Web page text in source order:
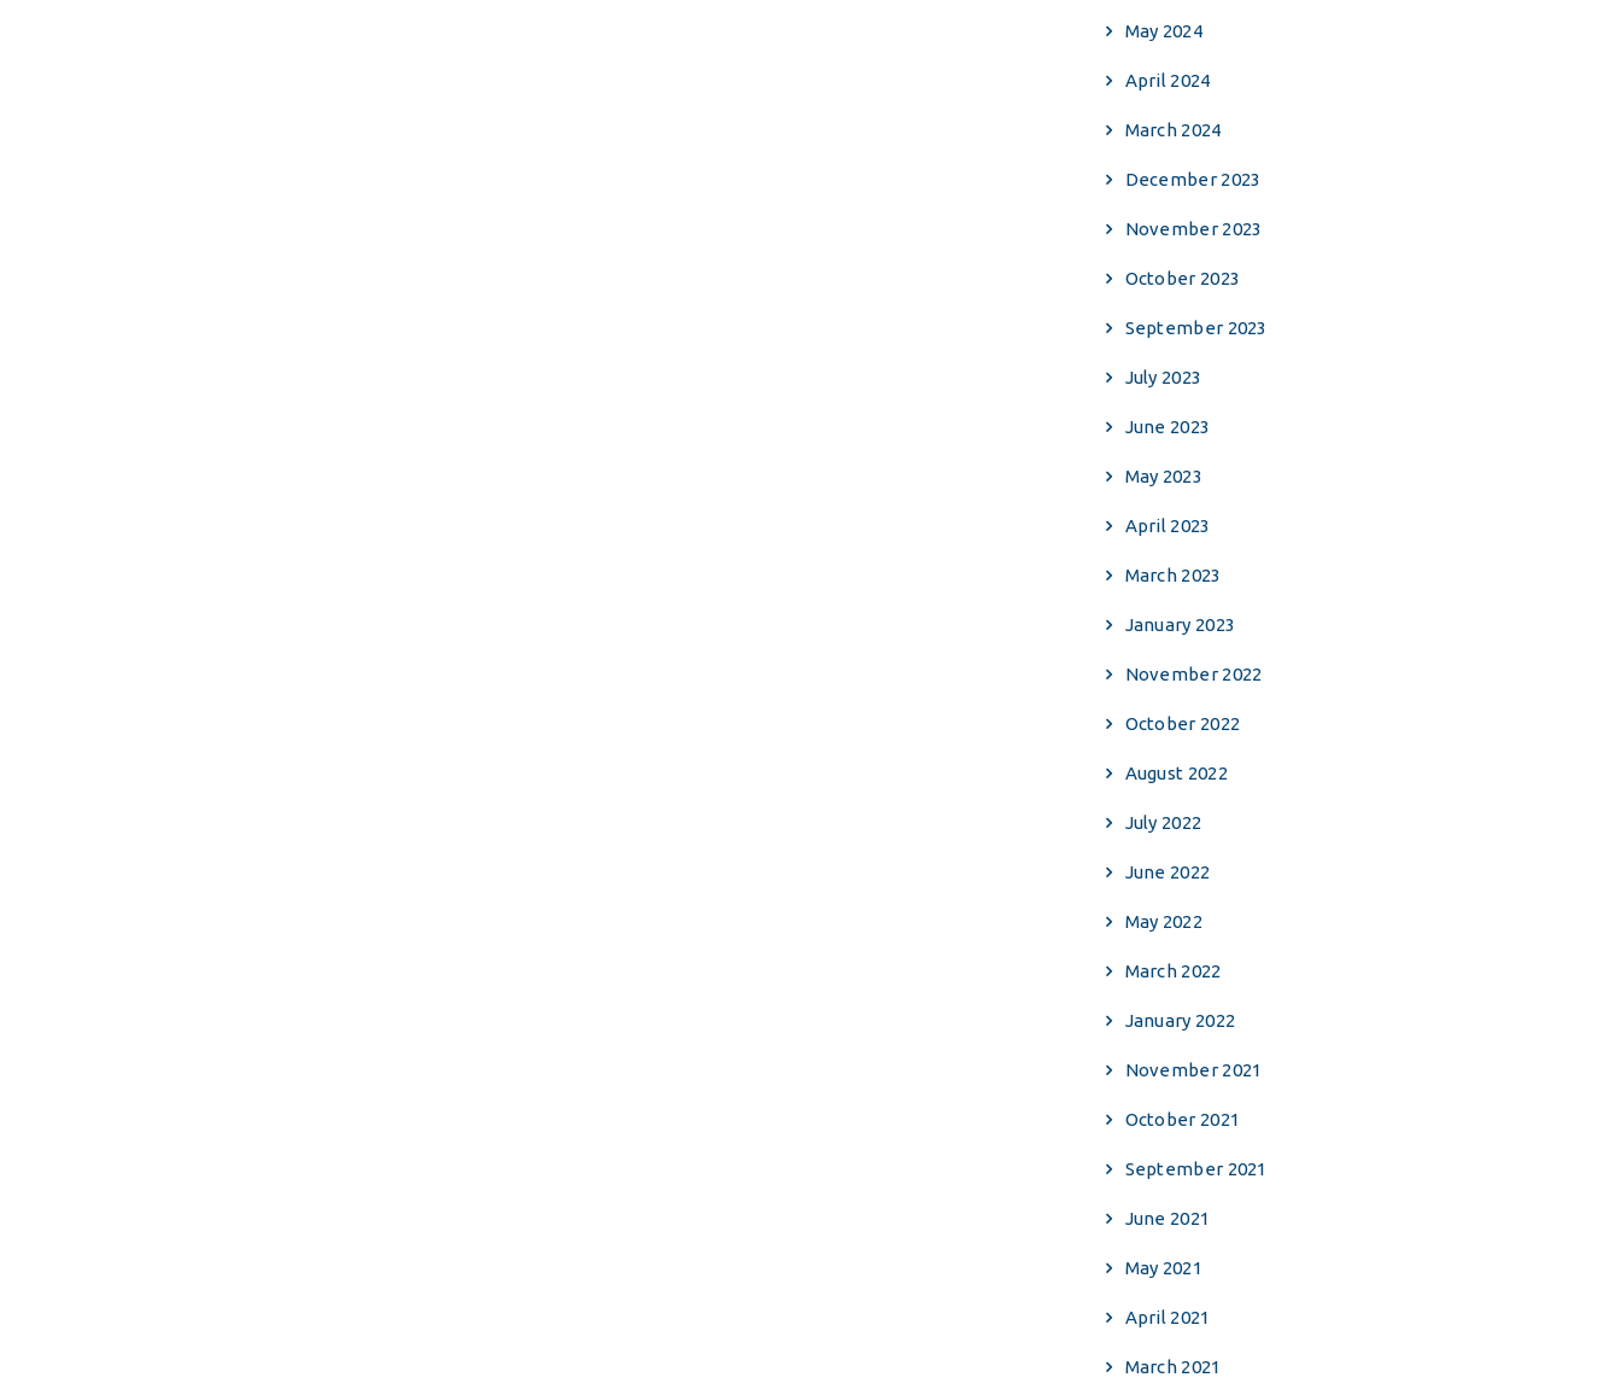
May 2024
April 2024
March 2024
December 2023
November 2023
October 2023
September 2023
July 2023
June 2023
May 2023
April 2023
March 2023
January 2023
November 2022
October 2022
August 2022
July 2022
June 2022
May 2022
March 2022
January 2022
November 2021
October 2021
September 2021
June 2021
May 2021
April 2021
March 2021